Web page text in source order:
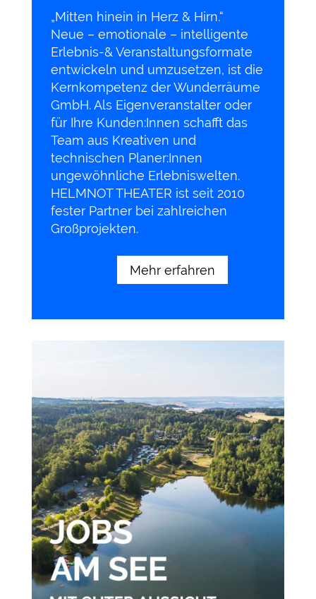
„Mitten hinein in Herz & Hirn.“
Neue – emotionale – intelligente
Erlebnis-& Veranstaltungsformate
entwickeln und umzusetzen, ist die
Kernkompetenz der Wunderräume
GmbH. Als Eigenveranstalter oder
für Ihre Kunden:Innen schafft das
Team aus Kreativen und
technischen Planer:Innen
ungewöhnliche Erlebniswelten.
HELMNOT THEATER ist seit 2010
fester Partner bei zahlreichen
Großprojekten.
Mehr erfahren